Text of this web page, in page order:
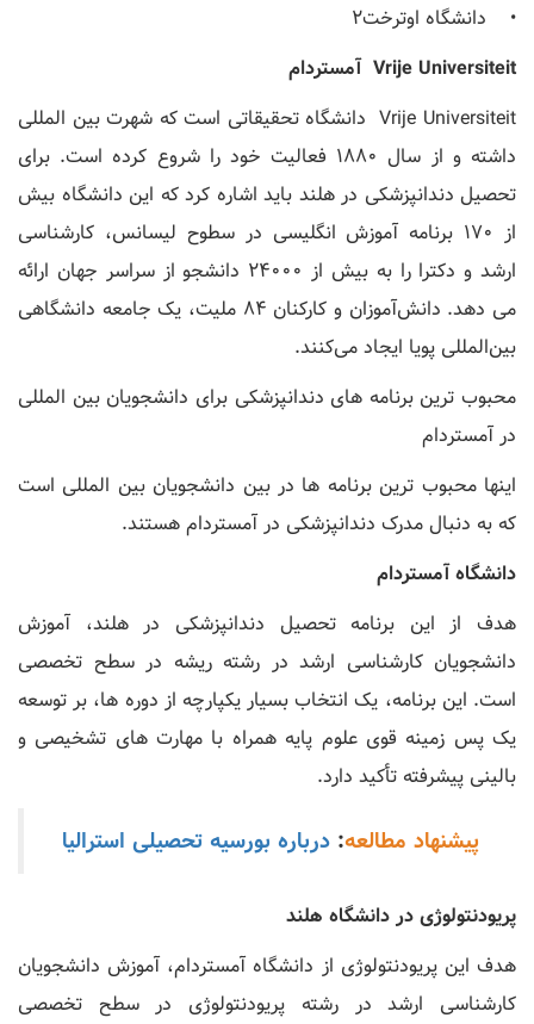
• دانشگاه اوترخت2
Vrije Universiteit آمستردام
Vrije Universiteit دانشگاه تحقیقاتی است که شهرت بین المللی
داشته و از سال 1880 فعالیت خود را شروع کرده است. برای
تحصیل دندانپزشکی در هلند باید اشاره کرد که این دانشگاه بیش
از 170 برنامه آموزش انگلیسی در سطوح لیسانس، کارشناسی
ارشد و دکترا را به بیش از 24000 دانشجو از سراسر جهان ارائه
می دهد. دانش‌آموزان و کارکنان 84 ملیت، یک جامعه دانشگاهی
بین‌المللی پویا ایجاد می‌کنند.
محبوب ترین برنامه های دندانپزشکی برای دانشجویان بین المللی
در آمستردام
اینها محبوب ترین برنامه ها در بین دانشجویان بین المللی است
که به دنبال مدرک دندانپزشکی در آمستردام هستند.
دانشگاه آمستردام
هدف از این برنامه تحصیل دندانپزشکی در هلند، آموزش
دانشجویان کارشناسی ارشد در رشته ریشه در سطح تخصصی
است. این برنامه، یک انتخاب بسیار یکپارچه از دوره ها، بر توسعه
یک پس زمینه قوی علوم پایه همراه با مهارت های تشخیصی و
بالینی پیشرفته تأکید دارد.
پیشنهاد مطالعه:درباره بورسیه تحصیلی استرالیا
پریودنتولوژی در دانشگاه هلند
هدف این پریودنتولوژی از دانشگاه آمستردام، آموزش دانشجویان
کارشناسی ارشد در رشته پریودنتولوژی در سطح تخصصی